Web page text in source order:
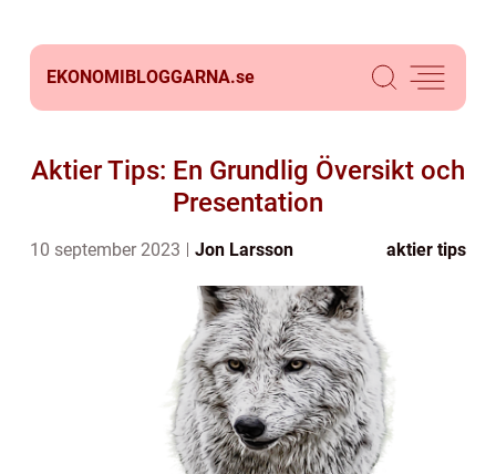
EKONOMIBLOGGARNA.se
Aktier Tips: En Grundlig Översikt och
Presentation
10 september 2023 Jon Larsson aktier tips